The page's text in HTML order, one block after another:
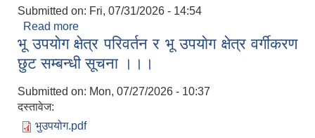
Submitted on: Fri, 07/31/2026 - 14:54
Read more
सूचना ।।।
भू उपयाेग क्षेत्र परिवर्तन र भू उपयाेग क्षेत्र वर्गीकरण
छुट सम्बन्धी सूचना ।।।
Submitted on: Mon, 07/27/2026 - 10:37
दस्तावेज:
भुउपयोग.pdf